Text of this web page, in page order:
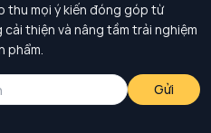
thu mọi ý kiến đóng góp từ
thiện và nâng tầm trải nghiệm
phẩm.
Gửi